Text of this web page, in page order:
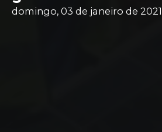
domingo, 03 de janeiro de 2021